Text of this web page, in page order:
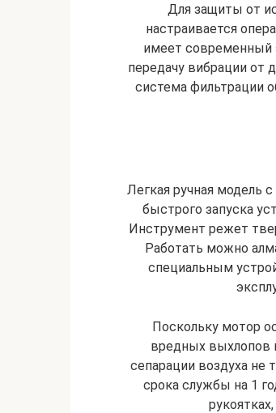
Для защиты от
настраивается
имеет современный
передачу вибрации от
система фильтрации
Легкая ручная модель
быстрого запуска
Инструмент режет
Работать можно
специальным
Поскольку мотор
вредных выхлопов
сепарации воздуха не
срока службы на 1